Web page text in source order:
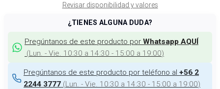
Revisar disponibilidad y valores
¿TIENES ALGUNA DUDA?
Pregúntanos de este producto por Whatsapp AQUÍ
(Lun. - Vie. 10:30 a 14:30 - 15:00 a 19:00)
Pregúntanos de este producto por teléfono al +56 2
2244 3777 (Lun. - Vie. 10:30 a 14:30 - 15:00 a 19:00)